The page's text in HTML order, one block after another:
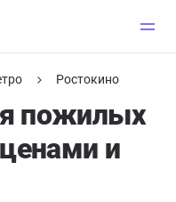
Ростокино
пожилых
и